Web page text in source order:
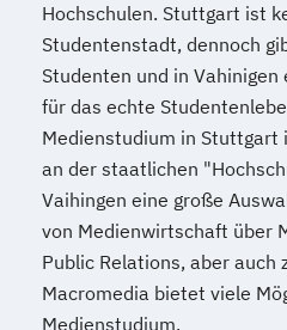
Hochschulen. Stuttgart ist
Studentenstadt, dennoch
Studenten und in Vahinigen
für das echte
Medienstudium in
an der staatlichen
Vaihingen eine große
von Medienwirtschaft über
Public Relations, aber auch
Macromedia bietet viele
Medienstudium.